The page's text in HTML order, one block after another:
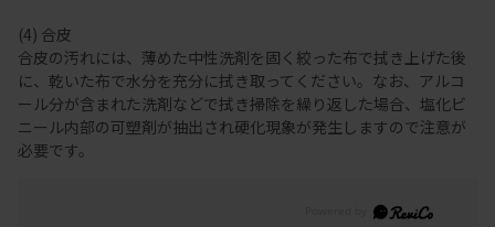
(4) 合皮
合皮の汚れには、薄めた中性洗剤を固く絞った布で拭き上げた後
に、乾いた布で水分を充分に拭き取ってください。なお、アルコ
ール分が含まれた洗剤などで拭き掃除を繰り返した場合、塩化ビ
ニール内部の可塑剤が抽出され硬化現象が発生しますので注意が
必要です。